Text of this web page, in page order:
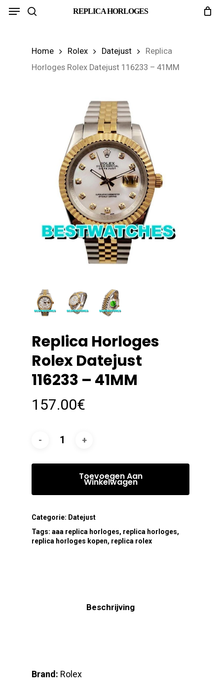
Skip
REPLICA HORLOGES
Menu
Home Rolex Datejust
Replica
Horloges Rolex Datejust 116233 – 41MM
Replica Horloges
Rolex Datejust
116233 – 41MM
157.00€
Toevoegen Aan
Winkelwagen
Categorie: Datejust
Tags: aaa replica horloges, replica horloges,
replica horloges kopen, replica rolex
Beschrijving
Brand: Rolex